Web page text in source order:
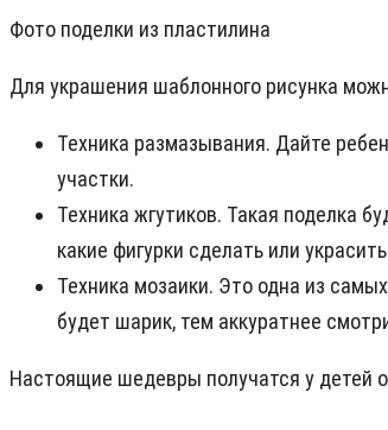
Фото поделки из пластилина
Для украшения шаблонного рисунка
Техника размазывания. Дайте
участки.
Техника жгутиков. Такая поделка
какие фигурки сделать или
Техника мозаики. Это одна из
будет шарик, тем аккуратнее
Настоящие шедевры получатся у детей